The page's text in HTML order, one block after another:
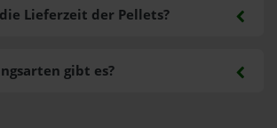
gibt es?
Lieferzeit der Pellets?